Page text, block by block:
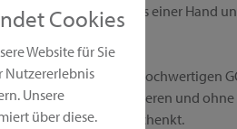
Cookies
Website für Sie
Nutzererlebnis
Unsere
über diese.
erhältst du alles aus einer Hand
deinen Gästen die hochwertigen
in aller Ruhe ausprobieren und
reich von mir beschenkt.